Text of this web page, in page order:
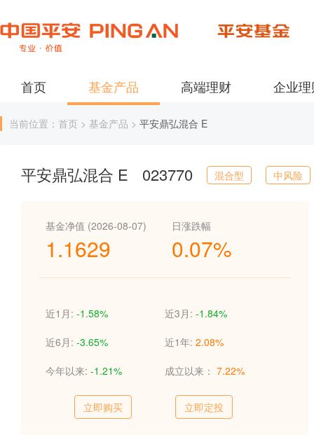
首页 基金产品 高端理财 企业
当前位置：首页 > 基金产品 > 平安鼎弘混合 E
平安鼎弘混合 E 023770 混合型 中风险
基金净值 (2026-08-07)
1.1629
日涨跌幅
0.07%
近1月: -1.58% 近3月: -1.84%
近6月: -3.65% 近1年: 2.08%
今年以来: -1.21% 成立以来： 7.22%
立即购买 立即定投